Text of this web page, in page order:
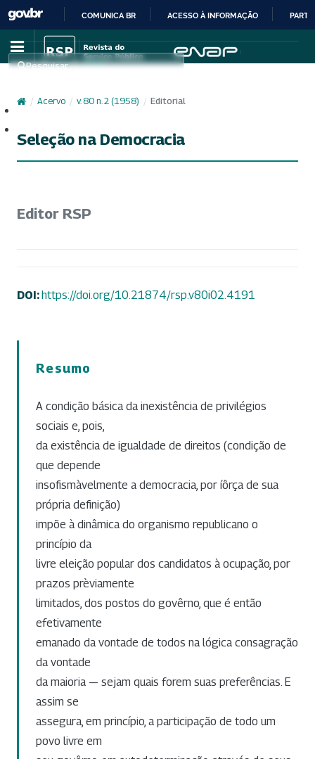
IR
PARA
CONTEÚDO
COMUNICA BR ACESSO À INFORMAÇÃO
Pesquisar
/ Acervo / v. 80 n. 2 (1958) / Editorial
Seleção na Democracia
Editor RSP
DOI:https://doi.org/10.21874/rsp.v80i02.4191
Resumo
A condição básica da inexistência de privilégios
sociais e, pois,
da existência de igualdade de direitos (condição de
que depende
insofismàvelmente a democracia, por íôrça de sua
própria definição)
impõe à dinâmica do organismo republicano o
princípio da
livre eleição popular dos candidatos à ocupação, por
prazos prèviamente
limitados, dos postos do govêrno, que é então
efetivamente
emanado da vontade de todos na lógica consagração
da vontade
da maioria — sejam quais forem suas preferências. E
assim se
assegura, em princípio, a participação de todo um
povo livre em